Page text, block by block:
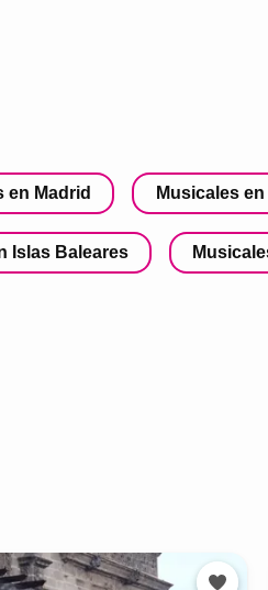
en Madrid Musicales
Islas Baleares